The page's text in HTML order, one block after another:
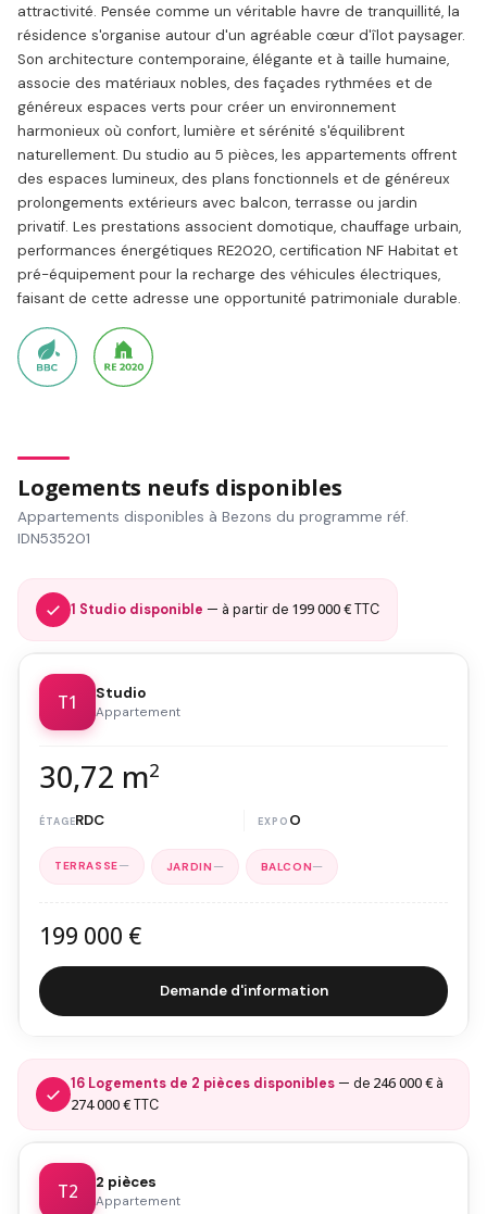
attractivité. Pensée comme un véritable havre de tranquillité, la
résidence s'organise autour d'un agréable cœur d'îlot paysager.
Son architecture contemporaine, élégante et à taille humaine,
associe des matériaux nobles, des façades rythmées et de
généreux espaces verts pour créer un environnement
harmonieux où confort, lumière et sérénité s'équilibrent
naturellement. Du studio au 5 pièces, les appartements offrent
des espaces lumineux, des plans fonctionnels et de généreux
prolongements extérieurs avec balcon, terrasse ou jardin
privatif. Les prestations associent domotique, chauffage urbain,
performances énergétiques RE2020, certification NF Habitat et
pré-équipement pour la recharge des véhicules électriques,
faisant de cette adresse une opportunité patrimoniale durable.
Logements neufs disponibles
Appartements disponibles à Bezons du programme réf.
IDN535201
1 Studio disponible — à partir de 199 000 €TTC
T1 Studio
Appartement
30,72 m2
RDC O
— — —
199 000 €
Demande d'information
16 Logements de 2 pièces disponibles — de 246 000 € à
274 000 €TTC
T2 2 pièces
Appartement